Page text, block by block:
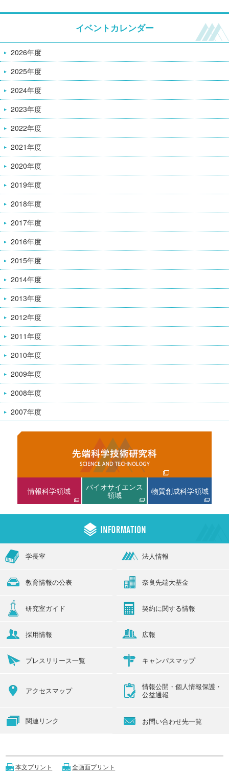
イベントカレンダー
2026年度
2025年度
2024年度
2023年度
2022年度
2021年度
2020年度
2019年度
2018年度
2017年度
2016年度
2015年度
2014年度
2013年度
2012年度
2011年度
2010年度
2009年度
2008年度
2007年度
情報科学領域
バイオサイエンス
領域
物質創成科学領域
学長室 法人情報
教育情報の公表 奈良先端大基金
研究室ガイド 契約に関する情報
採用情報 広報
プレスリリース一覧 キャンパスマップ
アクセスマップ
情報公開・個人情報保護・
公益通報
関連リンク お問い合わせ先一覧
本文プリント 全画面プリント